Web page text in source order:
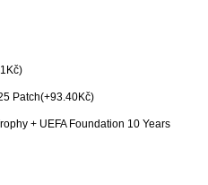
Patch(+93.40Kč)
+ UEFA Foundation 10 Years